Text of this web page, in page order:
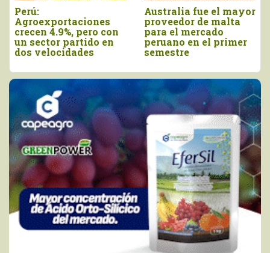
Perú:
Agroexportaciones
crecen 4.9%, pero con
un sector partido en
dos velocidades
Australia fue el mayor
proveedor de malta
para el mercado
peruano en el primer
semestre